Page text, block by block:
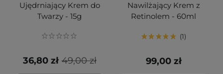
Ujędrniający Krem do
Twarzy - 15g
49,00 zł
36,80 zł
Nawilżający Krem z
Retinolem - 60ml
1
99,00 zł